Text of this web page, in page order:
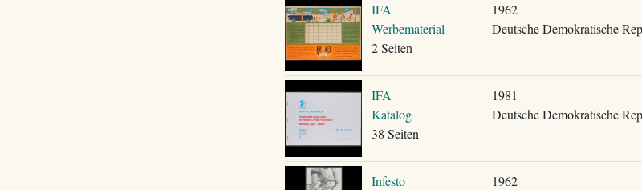
IFA
Werbematerial
2 Seiten
1962
Deutsche Demokratische
IFA
Katalog
38 Seiten
1981
Deutsche Demokratische
Infesto
1962